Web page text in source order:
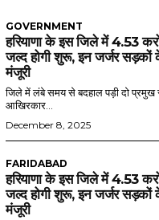
GOVERNMENT
हरियाणा के इस जिले में 4.53
जल्द होगी शुरू, इन जर्जर सड़कों
मंजूरी
जिले में लंबे समय से बदहाल पड़ी दो प्रमुख
आखिरकार...
December 8, 2025
FARIDABAD
हरियाणा के इस जिले में 4.53
जल्द होगी शुरू, इन जर्जर सड़कों
मंजूरी